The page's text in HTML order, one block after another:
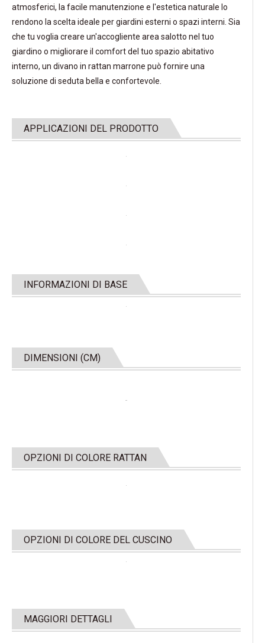
atmosferici, la facile manutenzione e l'estetica naturale lo
rendono la scelta ideale per giardini esterni o spazi interni. Sia
che tu voglia creare un'accogliente area salotto nel tuo
giardino o migliorare il comfort del tuo spazio abitativo
interno, un divano in rattan marrone può fornire una
soluzione di seduta bella e confortevole.
APPLICAZIONI DEL PRODOTTO
INFORMAZIONI DI BASE
DIMENSIONI (CM)
OPZIONI DI COLORE RATTAN
OPZIONI DI COLORE DEL CUSCINO
MAGGIORI DETTAGLI